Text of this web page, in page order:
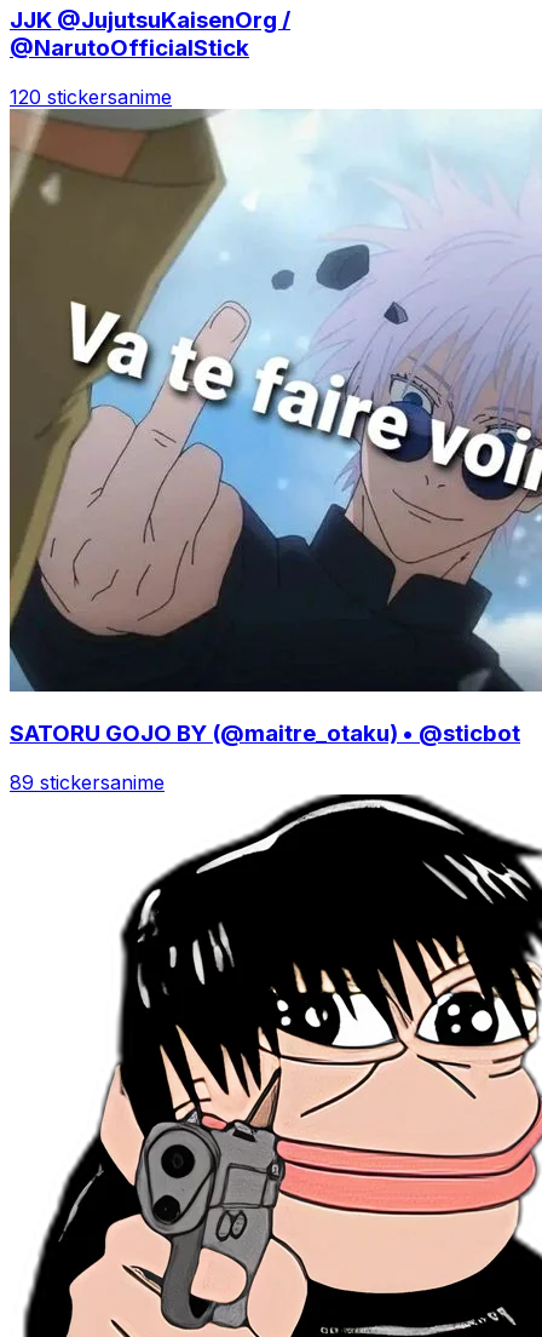
JJK @JujutsuKaisenOrg /
@NarutoOfficialStick
120 stickersanime
SATORU GOJO BY (@maitre_otaku) • @sticbot
89 stickersanime